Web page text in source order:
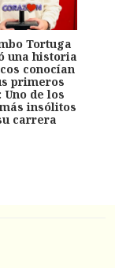
Tortuga
una historia
conocían
primeros
Uno de los
insólitos
carrera